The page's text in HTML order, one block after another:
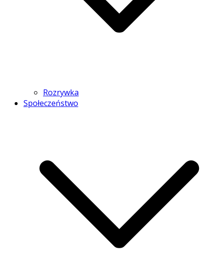
Rozrywka
Społeczeństwo